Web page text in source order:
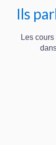
Ils
Les